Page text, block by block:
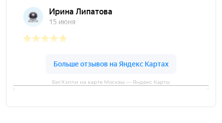
БигХэппи на карте Москвы — Яндекс Карты